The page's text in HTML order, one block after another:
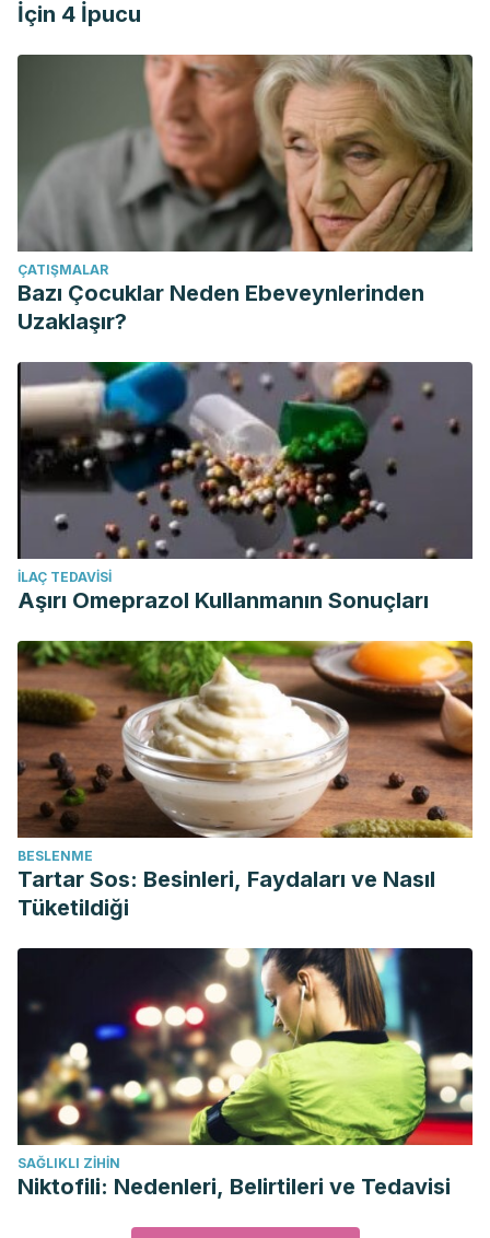
İçin 4 İpucu
ÇATIŞMALAR
Bazı Çocuklar Neden Ebeveynlerinden
Uzaklaşır?
İLAÇ TEDAVISI
Aşırı Omeprazol Kullanmanın Sonuçları
BESLENME
Tartar Sos: Besinleri, Faydaları ve Nasıl
Tüketildiği
SAĞLIKLI ZIHIN
Niktofili: Nedenleri, Belirtileri ve Tedavisi